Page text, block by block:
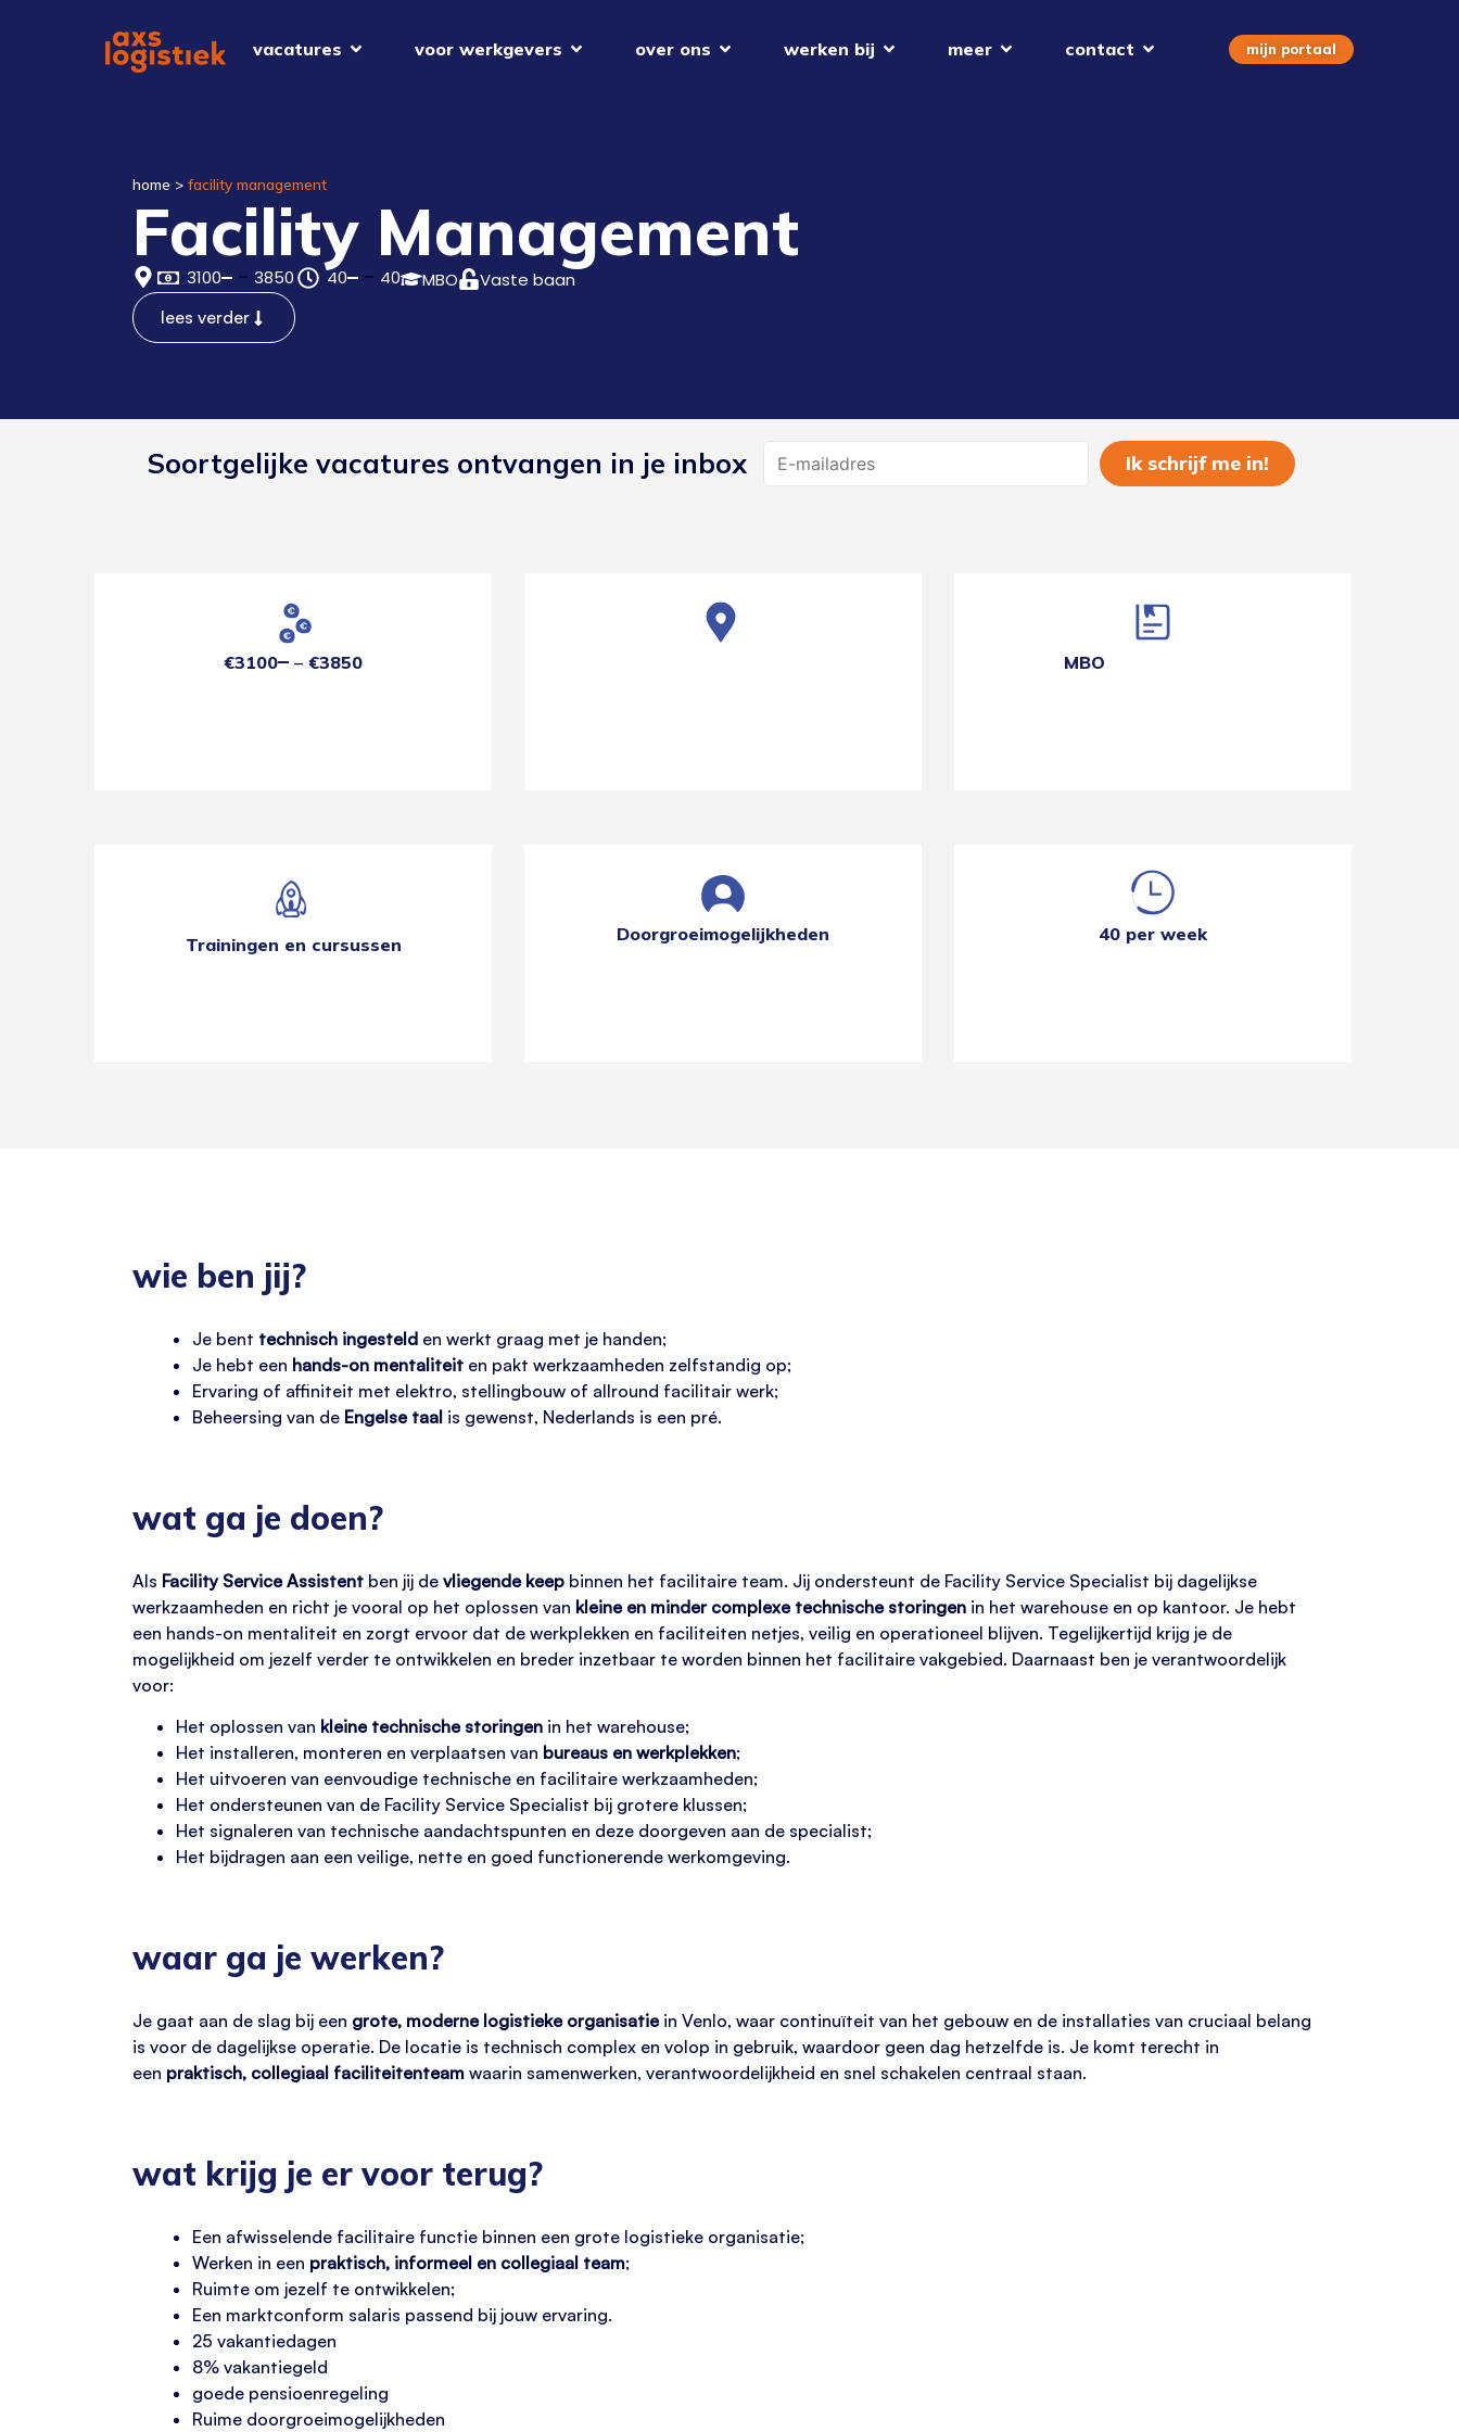
vacatures voor werkgevers over ons werken bij meer contact mijn portaal
home > facility management
Facility Management
3100 3850 40 40 MBO Vaste baan
lees verder
Soortgelijke vacatures ontvangen in je inbox
€3100 €3850 MBO
Trainingen en cursussen Doorgroeimogelijkheden 40 per week
wie ben jij?
Je bent technisch ingesteld en werkt graag met je handen;
Je hebt een hands-on mentaliteit en pakt werkzaamheden zelfstandig op;
Ervaring of affiniteit met elektro, stellingbouw of allround facilitair werk;
Beheersing van de Engelse taal is gewenst, Nederlands is een pré.
wat ga je doen?
Als Facility Service Assistent ben jij de vliegende keep binnen het facilitaire team. Jij ondersteunt de Facility Service Specialist bij dagelijkse
werkzaamheden en richt je vooral op het oplossen van kleine en minder complexe technische storingen in het warehouse en op kantoor. Je hebt
een hands-on mentaliteit en zorgt ervoor dat de werkplekken en faciliteiten netjes, veilig en operationeel blijven. Tegelijkertijd krijg je de
mogelijkheid om jezelf verder te ontwikkelen en breder inzetbaar te worden binnen het facilitaire vakgebied. Daarnaast ben je verantwoordelijk
voor:
Het oplossen van kleine technische storingen in het warehouse;
Het installeren, monteren en verplaatsen van bureaus en werkplekken;
Het uitvoeren van eenvoudige technische en facilitaire werkzaamheden;
Het ondersteunen van de Facility Service Specialist bij grotere klussen;
Het signaleren van technische aandachtspunten en deze doorgeven aan de specialist;
Het bijdragen aan een veilige, nette en goed functionerende werkomgeving.
waar ga je werken?
Je gaat aan de slag bij een grote, moderne logistieke organisatiein Venlo, waar continuïteit van het gebouw en de installaties van cruciaal belang
is voor de dagelijkse operatie. De locatie is technisch complex en volop in gebruik, waardoor geen dag hetzelfde is. Je komt terecht in
een praktisch, collegiaal faciliteitenteam waarin samenwerken, verantwoordelijkheid en snel schakelen centraal staan.
wat krijg je er voor terug?
Een afwisselende facilitaire functie binnen een grote logistieke organisatie;
Werken in een praktisch, informeel en collegiaal team;
Ruimte om jezelf te ontwikkelen;
Een marktconform salaris passend bij jouw ervaring.
25 vakantiedagen
8% vakantiegeld
goede pensioenregeling
Ruime doorgroeimogelijkheden